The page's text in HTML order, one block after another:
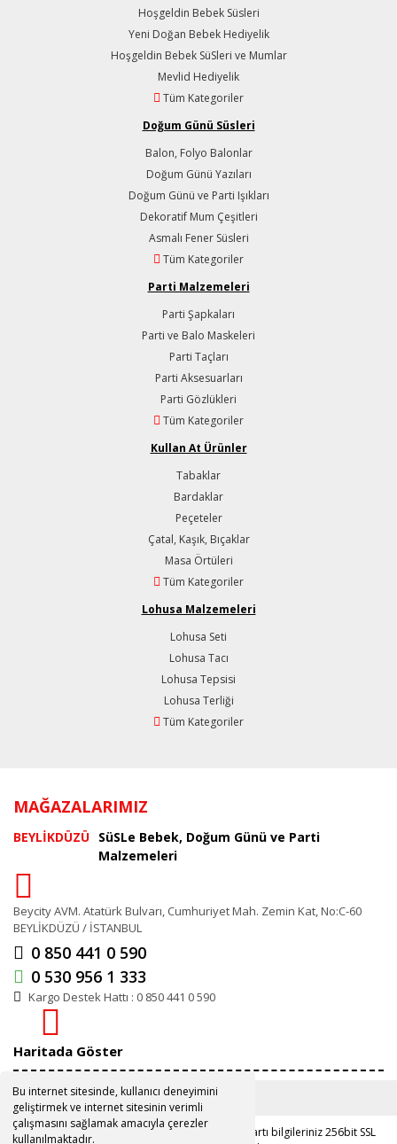
Bu internet sitesinde, kullanıcı deneyimini
geliştirmek ve internet sitesinin verimli
çalışmasını sağlamak amacıyla çerezler
kullanılmaktadır.
Hoşgeldin Bebek Süsleri
Yeni Doğan Bebek Hediyelik
Hoşgeldin Bebek SüSleri ve Mumlar
Mevlid Hediyelik
Tüm Kategoriler
Doğum Günü Süsleri
Balon, Folyo Balonlar
Doğum Günü Yazıları
Doğum Günü ve Parti Işıkları
Dekoratif Mum Çeşitleri
Asmalı Fener Süsleri
Tüm Kategoriler
Parti Malzemeleri
Parti Şapkaları
Parti ve Balo Maskeleri
Parti Taçları
Parti Aksesuarları
Parti Gözlükleri
Tüm Kategoriler
Kullan At Ürünler
Tabaklar
Bardaklar
Peçeteler
Çatal, Kaşık, Bıçaklar
Masa Örtüleri
Tüm Kategoriler
Lohusa Malzemeleri
Lohusa Seti
Lohusa Tacı
Lohusa Tepsisi
Lohusa Terliği
Tüm Kategoriler
MAĞAZALARIMIZ
BEYLİKDÜZÜ SüSLe Bebek, Doğum Günü ve Parti
Malzemeleri
Beycity AVM. Atatürk Bulvarı, Cumhuriyet Mah. Zemin Kat, No:C-60
BEYLİKDÜZÜ / İSTANBUL
0 850 441 0 590
0 530 956 1 333
Kargo Destek Hattı : 0 850 441 0 590
Haritada Göster
Copyright 2019 ©www.susle.com.tr
Kredi kartı bilgileriniz 256bit SSL